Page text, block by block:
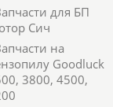
для БП
Сич
на
Goodluck
3800, 4500,